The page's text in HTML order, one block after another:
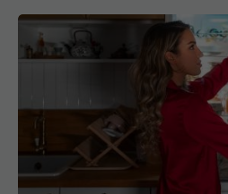
5 alimente pe care să NU le
ușa frigiderului